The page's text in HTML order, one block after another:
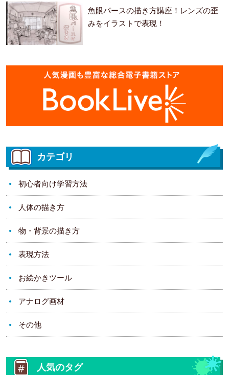
魚眼パースの描き方講座！レンズの歪
みをイラストで表現！
カテゴリ
初心者向け学習方法
人体の描き方
物・背景の描き方
表現方法
お絵かきツール
アナログ画材
その他
人気のタグ